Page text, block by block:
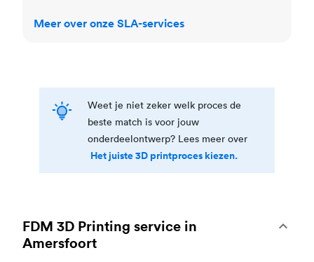
Meer over onze SLA-services
Weet je niet zeker welk proces de
beste match is voor jouw
onderdeelontwerp? Lees meer over
Het juiste 3D printproces kiezen.
FDM 3D Printing service in
Amersfoort